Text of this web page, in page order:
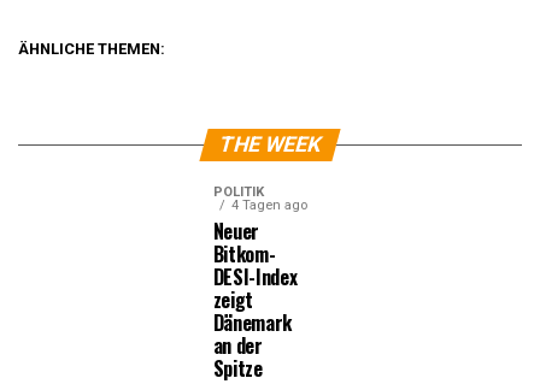
ÄHNLICHE THEMEN:
THE WEEK
POLITIK
4 Tagen ago
Neuer
Bitkom-
DESI-Index
zeigt
Dänemark
an der
Spitze